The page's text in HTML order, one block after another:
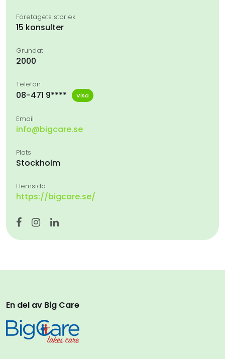
Företagets storlek
15 konsulter
Grundat
2000
Telefon
08-471 9**** Visa
Email
info@bigcare.se
Plats
Stockholm
Hemsida
https://bigcare.se/
En del av Big Care